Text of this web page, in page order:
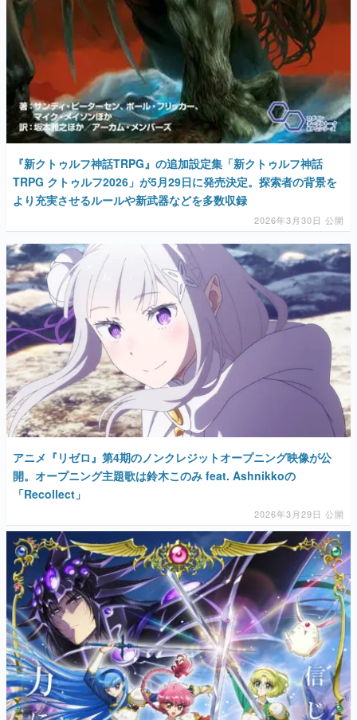
『新クトゥルフ神話TRPG』の追加設定集「新クトゥルフ神話
TRPG クトゥルフ2026」が5月29日に発売決定。探索者の背景を
より充実させるルールや新武器などを多数収録
2026年3月30日 公開
アニメ『リゼロ』第4期のノンクレジットオープニング映像が公
開。オープニング主題歌は鈴木このみ feat. Ashnikkoの
「Recollect」
2026年3月29日 公開